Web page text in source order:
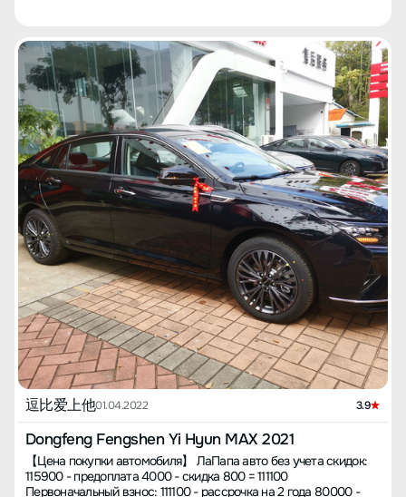
благодарен Max за это, он заботится о моей безопасности. У
версии "Острый отец" 11 динамиков бренда Dynaudio, хотя я не
уверен, является ли это брендовой системой, но звучание
хорошее. Раньше я использовал наушники уровня Sony Bose за
несколько тысяч, и звук был достойным. Если вы хотите
послушать, я записал два видео на свой Huawei Mate40 Pro, их
можно найти на моей странице. По пространству: мой рост 182
см, и впереди места достаточно, можно регулировать вверх-
вниз, вперед-назад. Когда я настроил переднее сиденье, сел
обратно — места вполне достаточно, для людей ростом 182 см
и ниже будет комфортно. Средний тоннель не слишком
высокий, два человека с обеих сторон сидят комфортно, только
средний немного касается головой потолка. Ширина машины
тоже достаточная. Как только я купил машину, сразу поехали
на прогулку с девушкой и друзьями: один парень, две девушки,
все были довольны простором. Парни ростом примерно 182 см,
девушки 167 см, и все чувствовали себя удобно. И последнее,
система мультимедиа в автомобиле. Друзья, тут я без слов. В
тот день, когда я поехал с друзьями и использовал навигацию,
она зависла, изображение раздвоилось, что-то вроде эффекта
"выпаленной матрицы". Реагировала она очень медленно.
Также, при подключении к Huawei HiCar для трансляции
навигации, если отвечаю на сообщение или звоню с телефона,
связь разрывалась на 100%. Я сообщил об этом производителю
в надежде на улучшение. Если хотите, чтобы я отправил фото
или ответил на вопросы, напишите мне в личные сообщения, с
удовольствием отвечу. В целом, я доволен и не жалею о
покупке, очень бережно отношусь и люблю свою машину.
Надеюсь, вы тоже будете любить свои автомобили и
заботиться о них.
обочине, система перезапустилась. Это было так, как если бы я
сам нажал на перезапуск. Так как я опаздывал, быстро поехал
на работу и сейчас не знаю, в чем была проблема. Все знают,
что система иногда тормозит — об этом говорить не буду. Как
только найду решение для проблемы с перезапуском,
поделюсь с вами. Основное преимущество этой машины в том,
что у нее просторный салон. Раньше я сомневался между
Yixuan Max и Uni-V, но выбрал Yixuan Max именно из-за
большого пространства и удобных задних сидений. Я
укачиваюсь в машине, и, как мне кажется, в более просторном
заднем сидении это менее заметно. Все зависит от человека.
купил пакет обслуживания на 5 раз в течение 3 лет. Бюджет на
покупку: от 100 до 150 тысяч юаней. Я считаю автомобиль
активом, который обесценивается, поэтому показуха мне не
нужна, лучше всего купить на сумму около 120 тысяч юаней.
【Цена приобретения автомобиля】 Цена без учета налогов и
сборов: 119 900 - 8000 = 111 900 юаней Обязательная страховка
+ страховка на случай ущерба автомобилю + страхование на
третьих лиц: 4000 юаней Налог на покупку: 10 000 юаней
Плата за услуги кредитования: 1000 юаней Регистрационный
сбор: 750 юаней Общая сумма: 127 650 юаней Примечание:
Налог на транспортное средство и фактическая стоимость
страховки находятся в пределах этой суммы, отклонения
минимальны, поэтому я не стал углубляться в детали.
【Впечатления от вождения】 Электрический старт очень
мощный и плавный, двигатель с крутящим моментом 300 Н·м.
Ускорение происходит мгновенно, переход через полицейские
лежачие делается стабильно. Поскольку это гибридная модель,
нет ощущения тяжести, даете немного газа и первым уходите с
места, при этом очень стабильно и тихо. На высокой скорости
шум от шин довольно высокий, особенно на грубой
асфальтовой дороге. В остальном всё хорошо. Общие
впечатления от вождения я бы оценил на 4 из 5 баллов,
учитывая цену, достаточно неплохо. 【Расход топлива】 На
данный момент 1000 километров, в городе расход топлива
показывает 5,3. После заправки фактически выходит 8 литров.
На автомагистрали при скорости 110-130 км/ч с включенным
кондиционером, показание расхода 6,3. Фактический расход
еще не известен. Похоже, что после поездки на автостраде
городской расход тоже уменьшается, в последние пару дней в
逗比爱上他01.04.2022 3.9
Dongfeng Fengshen Yi Hyun MAX 2021
【Цена покупки автомобиля】 ЛаПапа авто без учета скидок:
115900 - предоплата 4000 - скидка 800 = 111100
Первоначальный взнос: 111100 - рассрочка на 2 года 80000 -